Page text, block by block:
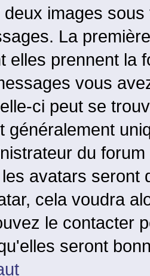
deux images
La
elles prennent la
vous
ci peut se
généralement
du
avatars seront
cela voudra
le contacter
seront